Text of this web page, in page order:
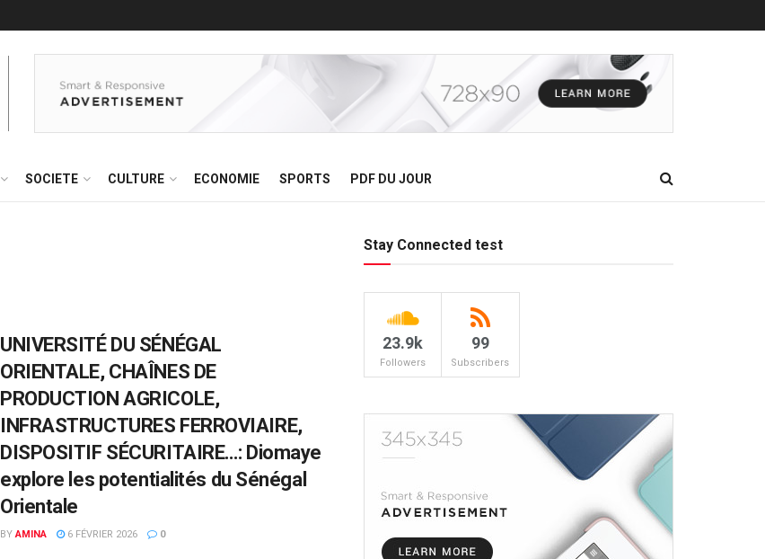
SOCIETE CULTURE ECONOMIE SPORTS PDF DU JOUR
UNIVERSITÉ DU SÉNÉGAL
ORIENTALE, CHAÎNES DE
PRODUCTION AGRICOLE,
INFRASTRUCTURES FERROVIAIRE,
DISPOSITIF SÉCURITAIRE…: Diomaye
explore les potentialités du Sénégal
Orientale
BY AMINA 6 FÉVRIER 2026 0
Stay Connected test
23.9k
Followers
99
Subscribers